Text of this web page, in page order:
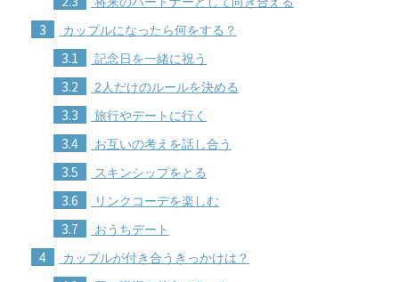
3 カップルになったら何をする？
3.1 記念日を一緒に祝う
3.2 2人だけのルールを決める
3.3 旅行やデートに行く
3.4 お互いの考えを話し合う
3.5 スキンシップをとる
3.6 リンクコーデを楽しむ
3.7 おうちデート
4 カップルが付き合うきっかけは？